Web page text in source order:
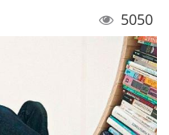
5050